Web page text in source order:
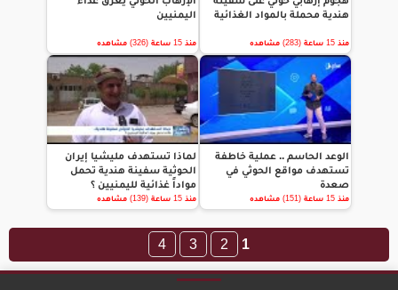
هندية محملة بالمواد الغذائية
منذ 15 ساعة (283) مشاهده
اليمنيين
منذ 15 ساعة (326) مشاهده
الوعد الحاسم .. عملية خاطفة
تستهدف مواقع الحوثي في
صعدة
منذ 15 ساعة (151) مشاهده
لماذا تستهدف مليشيا إيران
الحوثية سفينة هندية تحمل
مواداً غذائية لليمنيين ؟
منذ 15 ساعة (139) مشاهده
1
2
3
4